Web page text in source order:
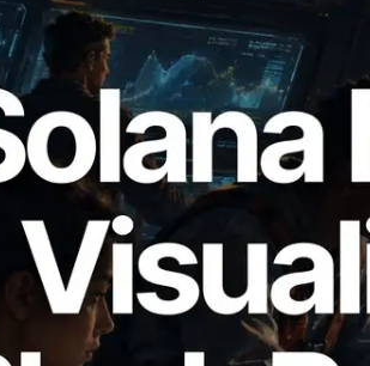
veröffentlicht Solana
– Visualisierung der
pro Slot und der
Validatoren